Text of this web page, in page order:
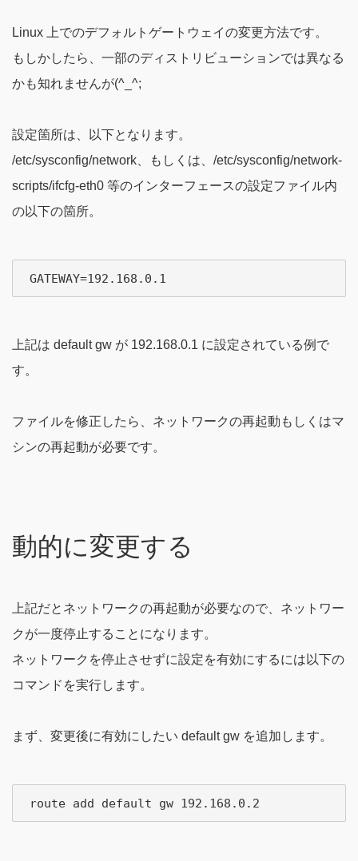
Linux 上でのデフォルトゲートウェイの変更方法です。
もしかしたら、一部のディストリビューションでは異なる
かも知れませんが(^_^;
設定箇所は、以下となります。
/etc/sysconfig/network、もしくは、/etc/sysconfig/network-
scripts/ifcfg-eth0 等のインターフェースの設定ファイル内
の以下の箇所。
上記は default gw が 192.168.0.1 に設定されている例で
す。
ファイルを修正したら、ネットワークの再起動もしくはマ
シンの再起動が必要です。
動的に変更する
上記だとネットワークの再起動が必要なので、ネットワー
クが一度停止することになります。
ネットワークを停止させずに設定を有効にするには以下の
コマンドを実行します。
まず、変更後に有効にしたい default gw を追加します。